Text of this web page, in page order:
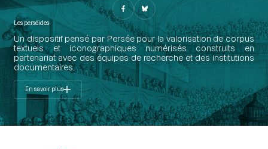
Les perséides
Un dispositif pensé par Persée pour la valorisation de corpus
textuels et iconographiques numérisés construits en
partenariat avec des équipes de recherche et des institutions
documentaires.
En savoir plus